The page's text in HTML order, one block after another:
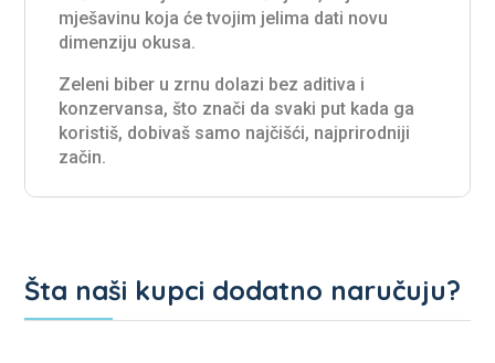
mješavinu koja će tvojim jelima dati novu
dimenziju okusa.
Zeleni biber u zrnu dolazi bez aditiva i
konzervansa, što znači da svaki put kada ga
koristiš, dobivaš samo najčišći, najprirodniji
začin.
Šta naši kupci dodatno naručuju?